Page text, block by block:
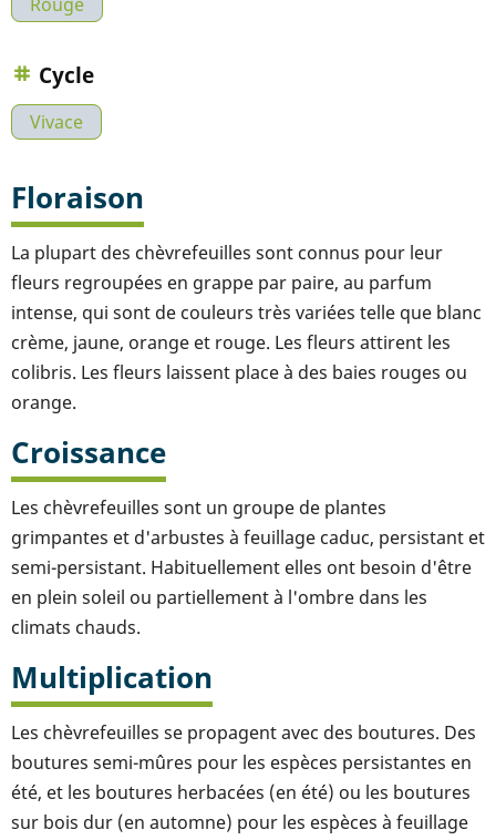
Cycle
Vivace
Floraison
La plupart des chèvrefeuilles sont connus pour leur
fleurs regroupées en grappe par paire, au parfum
intense, qui sont de couleurs très variées telle que blanc
crème, jaune, orange et rouge. Les fleurs attirent les
colibris. Les fleurs laissent place à des baies rouges ou
orange.
Croissance
Les chèvrefeuilles sont un groupe de plantes
grimpantes et d'arbustes à feuillage caduc, persistant et
semi-persistant. Habituellement elles ont besoin d'être
en plein soleil ou partiellement à l'ombre dans les
climats chauds.
Multiplication
Les chèvrefeuilles se propagent avec des boutures. Des
boutures semi-mûres pour les espèces persistantes en
été, et les boutures herbacées (en été) ou les boutures
sur bois dur (en automne) pour les espèces à feuillage